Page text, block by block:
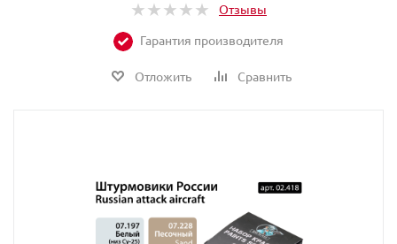
Отзывы
Гарантия производителя
Отложить Сравнить